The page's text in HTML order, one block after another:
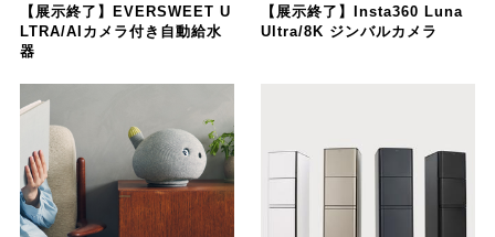
【展示終了】EVERSWEET U
LTRA/AIカメラ付き自動給水
器
【展示終了】Insta360 Luna
Ultra/8K ジンバルカメラ